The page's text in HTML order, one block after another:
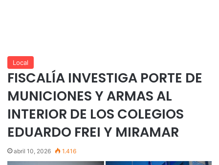
Local
FISCALÍA INVESTIGA PORTE DE
MUNICIONES Y ARMAS AL
INTERIOR DE LOS COLEGIOS
EDUARDO FREI Y MIRAMAR
abril 10, 2026 1.416